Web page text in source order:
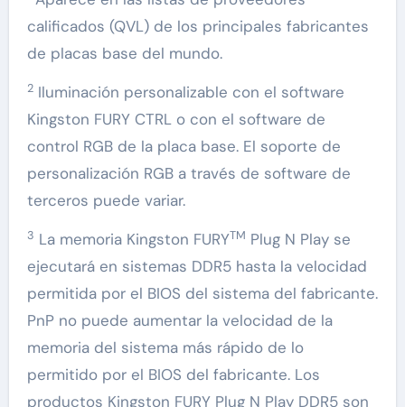
calificados (QVL) de los principales fabricantes
de placas base del mundo.
2Iluminación personalizable con el software
Kingston FURY CTRL o con el software de
control RGB de la placa base. El soporte de
personalización RGB a través de software de
terceros puede variar.
3 La memoria Kingston FURYTM Plug N Play se
ejecutará en sistemas DDR5 hasta la velocidad
permitida por el BIOS del sistema del fabricante.
PnP no puede aumentar la velocidad de la
memoria del sistema más rápido de lo
permitido por el BIOS del fabricante. Los
productos Kingston FURY Plug N Play DDR5 son